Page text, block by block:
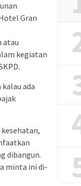
Gran
atau
kegiatan
ada
dibangun.
minta ini di-